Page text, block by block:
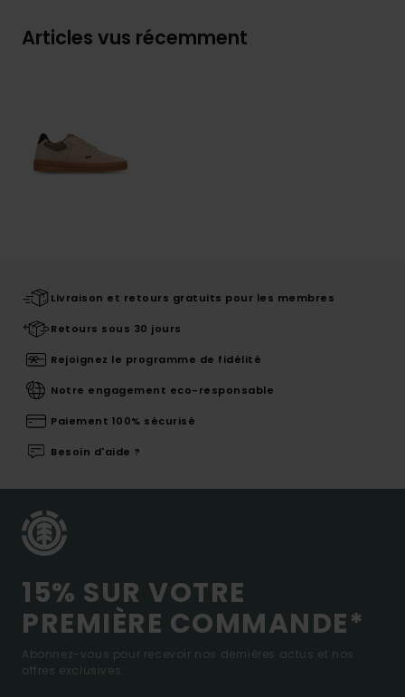
Articles vus récemment
Livraison et retours gratuits pour les membres
Retours sous 30 jours
Rejoignez le programme de fidélité
Notre engagement eco-responsable
Paiement 100% sécurisé
Besoin d'aide ?
15% SUR VOTRE
PREMIÈRE COMMANDE*
Abonnez-vous pour recevoir nos dernières actus et nos
offres exclusives.